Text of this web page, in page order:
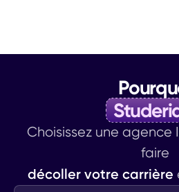
Choisissez une agence
faire
décoller votre carrière